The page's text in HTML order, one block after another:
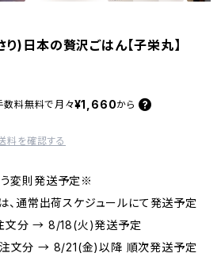
り)日本の贅沢ごはん【子栄丸】
数料無料で月々¥1,660から
料を確認する
変則発送予定※
通常出荷スケジュールにて発送予定
文分 → 8/18(火)発送予定
文分 → 8/21(金)以降 順次発送予定